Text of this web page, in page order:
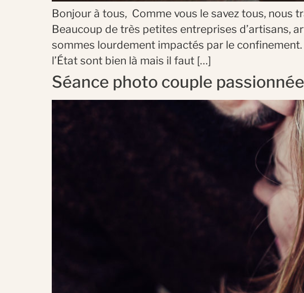
Bonjour à tous, Comme vous le savez tous, nous
Beaucoup de très petites entreprises d’artisans,
sommes lourdement impactés par le
l’État sont bien là mais il faut […]
Séance photo couple